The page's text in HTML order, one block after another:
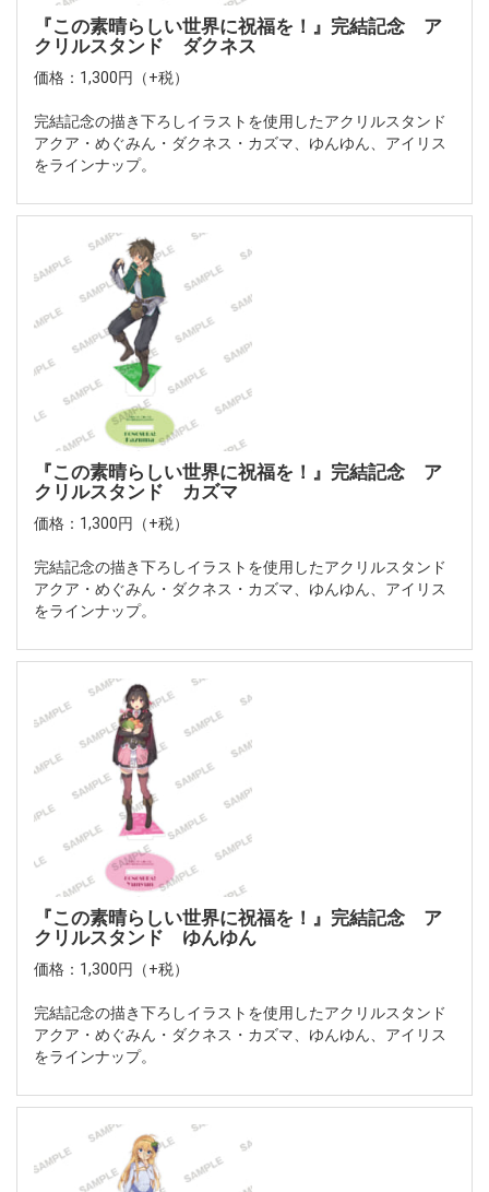
『この素晴らしい世界に祝福を！』完結記念 ア
クリルスタンド ダクネス
価格：1,300円（+税）
完結記念の描き下ろしイラストを使用したアクリルスタンド
アクア・めぐみん・ダクネス・カズマ、ゆんゆん、アイリス
をラインナップ。
『この素晴らしい世界に祝福を！』完結記念 ア
クリルスタンド カズマ
価格：1,300円（+税）
完結記念の描き下ろしイラストを使用したアクリルスタンド
アクア・めぐみん・ダクネス・カズマ、ゆんゆん、アイリス
をラインナップ。
『この素晴らしい世界に祝福を！』完結記念 ア
クリルスタンド ゆんゆん
価格：1,300円（+税）
完結記念の描き下ろしイラストを使用したアクリルスタンド
アクア・めぐみん・ダクネス・カズマ、ゆんゆん、アイリス
をラインナップ。